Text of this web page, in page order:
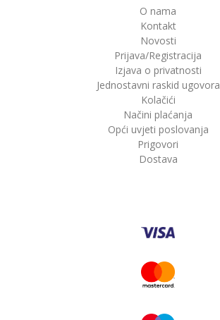
O nama
Kontakt
Novosti
Prijava/Registracija
Izjava o privatnosti
Jednostavni raskid ugovora
Kolačići
Načini plaćanja
Opći uvjeti poslovanja
Prigovori
Dostava